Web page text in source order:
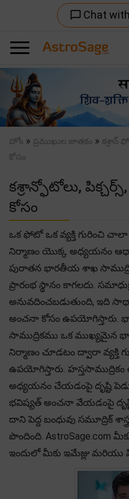
chat_bubble_outline Chat
Previous
హోం » ప్రముఖుల జాతకం » కశ్రాన్
కోసం
కశ్రాన్ఫోటోలు,
కోసం
ఒక ఫోటో ఒక వ్యక్తి గురించి చాలా
నిర్మాణం యొక్క అధ్యయనం
పురాతన భారతీయ శాఖ సాముద్రిక
ప్రారంభ స్థానం కాగలదు.
అనువదించబడుతుంది, ఇది
అంచనా కోసం ఉపయోగిస్తారు.
సాముద్రికము ఒక ముఖ్యమైన
నిర్మాణం చూడటం ద్వారా వ్యక్తి
ఉపయోగిస్తారు.
అధ్యయనం చేయడంపై దృష్టి
భవిష్యత్ అంచనా వేయడంపై
దాని పెద్ద బంధువు సమూద్రిక్
పొందింది. AstroSage.com
ఇందులో మీకు ఇమేజ్లు మరియు